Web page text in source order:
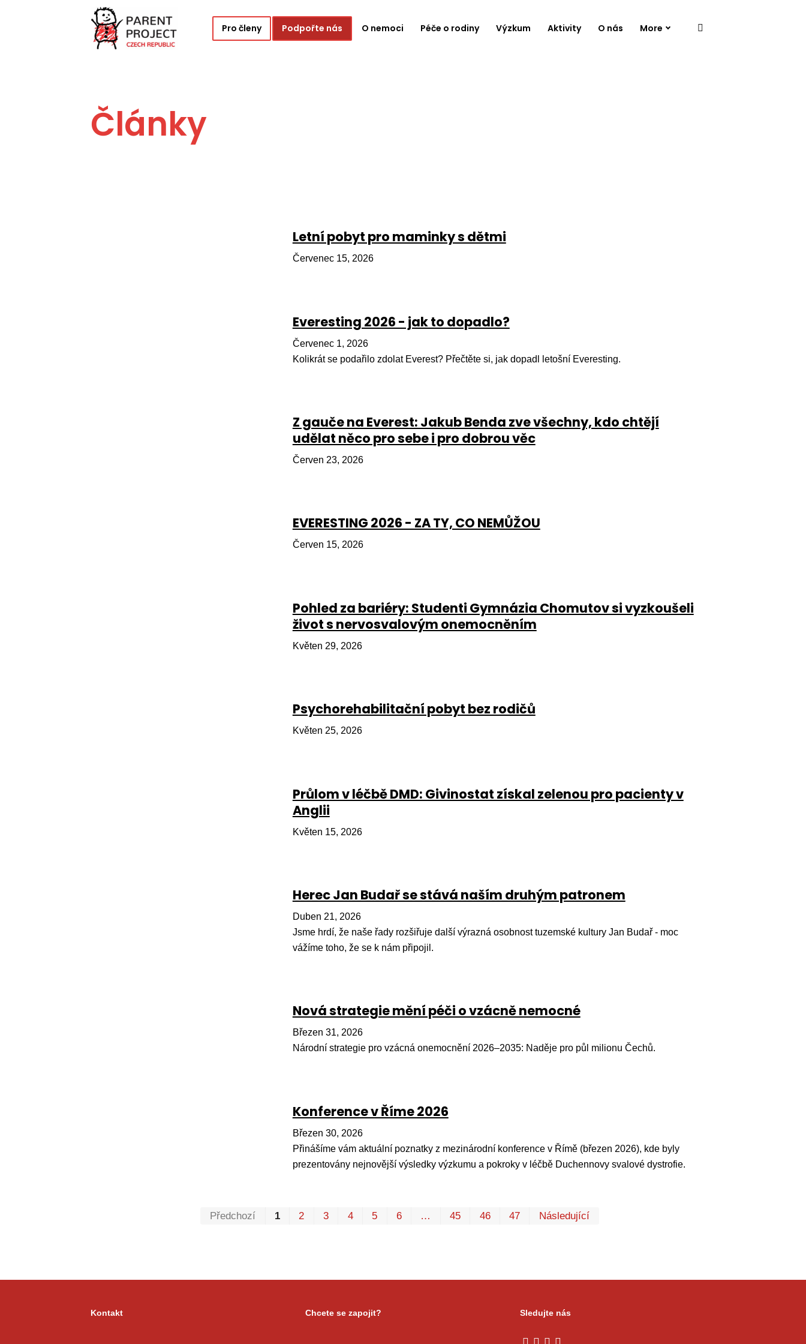
Pro členy Podpořte nás O nemoci Péče o rodiny Výzkum Aktivity O nás More
Články
Letní pobyt pro maminky s dětmi
Červenec 15, 2026
Everesting 2026 - jak to dopadlo?
Červenec 1, 2026
Kolikrát se podařilo zdolat Everest? Přečtěte si, jak dopadl letošní Everesting.
Z gauče na Everest: Jakub Benda zve všechny, kdo chtějí
udělat něco pro sebe i pro dobrou věc
Červen 23, 2026
EVERESTING 2026 - ZA TY, CO NEMŮŽOU
Červen 15, 2026
Pohled za bariéry: Studenti Gymnázia Chomutov si vyzkoušeli
život s nervosvalovým onemocněním
Květen 29, 2026
Psychorehabilitační pobyt bez rodičů
Květen 25, 2026
Průlom v léčbě DMD: Givinostat získal zelenou pro pacienty v
Anglii
Květen 15, 2026
Herec Jan Budař se stává naším druhým patronem
Duben 21, 2026
Jsme hrdí, že naše řady rozšiřuje další výrazná osobnost tuzemské kultury Jan Budař - moc
vážíme toho, že se k nám připojil.
Nová strategie mění péči o vzácně nemocné
Březen 31, 2026
Národní strategie pro vzácná onemocnění 2026–2035: Naděje pro půl milionu Čechů.
Konference v Říme 2026
Březen 30, 2026
Přinášíme vám aktuální poznatky z mezinárodní konference v Římě (březen 2026), kde byly
prezentovány nejnovější výsledky výzkumu a pokroky v léčbě Duchennovy svalové dystrofie.
Předchozí 1 2 3 4 5 6 … 45 46 47 Následující
Kontakt Chcete se zapojit? Sledujte nás